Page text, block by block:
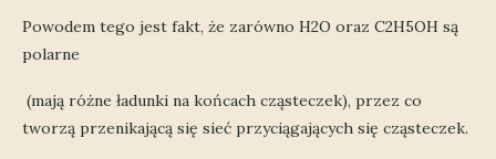
Powodem tego jest fakt, że zarówno H2O oraz C2H5OH są
polarne
(mają różne ładunki na końcach cząsteczek), przez co
tworzą przenikającą się sieć przyciągających się cząsteczek.